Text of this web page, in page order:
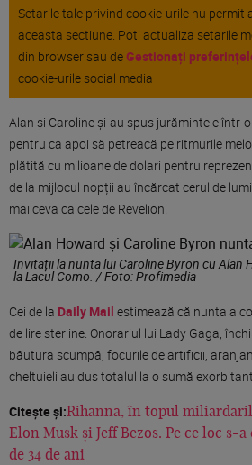
Setarile tale privind cookie-urile nu
aceasta sectiune. Poti actualiza setarile
din browser sau de Gestionați
cookie-urile social media
Alan și Caroline și-au spus jurămintele într-
pentru ca apoi să petreacă pe ritmurile
plătită cu milioane de dolari pentru
de la mijlocul nopții au încărcat cerul de
mai ceva ca cele de Revelion.
Invitații la nunta lui Caroline Byron cu Alan
la Lacul Como. / Foto: Profimedia
Cei de la Daily Mail estimează că nunta a
de lire sterline. Onorariul lui Lady Gaga,
băutura scumpă, focurile de artificii,
cheltuieli au dus totalul la o sumă
Citește și:Rihanna, în topul
Elon Musk și Jeff Bezos. Pe ce loc s-
de 34 de ani